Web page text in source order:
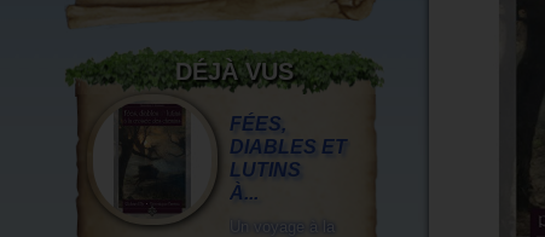
DÉJÀ VUS
FÉES,
DIABLES ET
LUTINS
À...
Un voyage à la